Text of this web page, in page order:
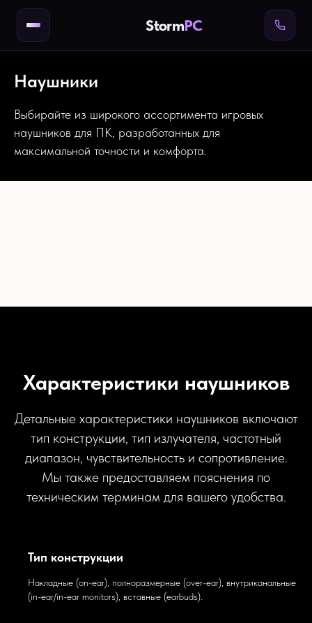
StormPC
Наушники
Выбирайте из широкого ассортимента игровых
наушников для ПК, разработанных для
максимальной точности и комфорта.
Характеристики наушников
Детальные характеристики наушников включают
тип конструкции, тип излучателя, частотный
диапазон, чувствительность и сопротивление.
Мы также предоставляем пояснения по
техническим терминам для вашего удобства.
Тип конструкции
Накладные (on-ear), полноразмерные (over-ear), внутриканальные
(in-ear/in-ear monitors), вставные (earbuds).